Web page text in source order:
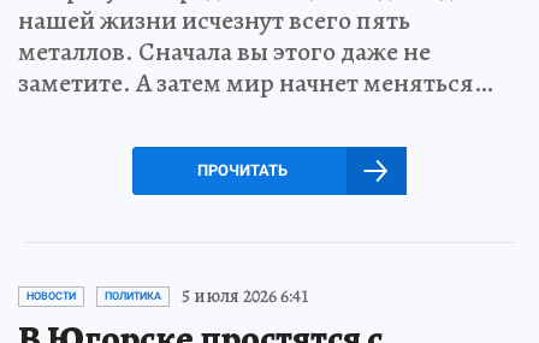
нашей жизни исчезнут всего пять
металлов. Сначала вы этого даже не
заметите. А затем мир начнет меняться…
ПРОЧИТАТЬ
НОВОСТИ ПОЛИТИКА 5 июля 2026 6:41